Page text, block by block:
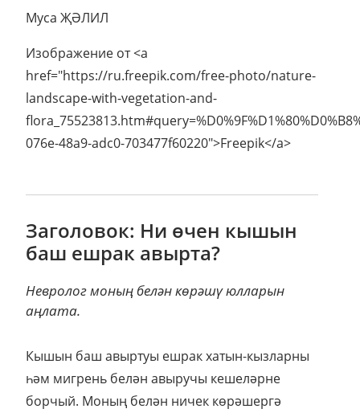
Муса ҖӘЛИЛ
Изображение от <a
href="https://ru.freepik.com/free-photo/nature-
landscape-with-vegetation-and-
076e-48a9-adc0-703477f60220">Freepik</a>
Заголовок: Ни өчен кышын
баш ешрак авырта?
Невролог моның белән көрәшү юлларын
аңлата.
Кышын баш авыртуы ешрак хатын-кызларны
һәм мигрень белән авыручы кешеләрне
борчый. Моның белән ничек көрәшергә